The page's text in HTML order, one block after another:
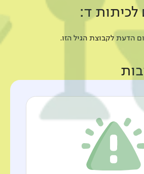
לכיתות ד:
הדעת לקבוצת הגיל הזו.